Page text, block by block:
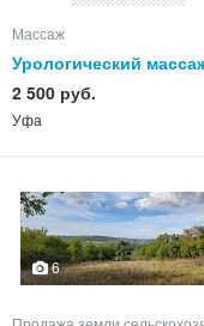
Массаж
Урологический
2 500 руб.
Уфа
6